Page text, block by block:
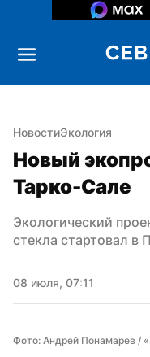
НовостиЭкология
Новый
Тарко-Сале
Экологический
стекла стартовал в
08 июля, 07:11
Фото: Андрей Понамарев /